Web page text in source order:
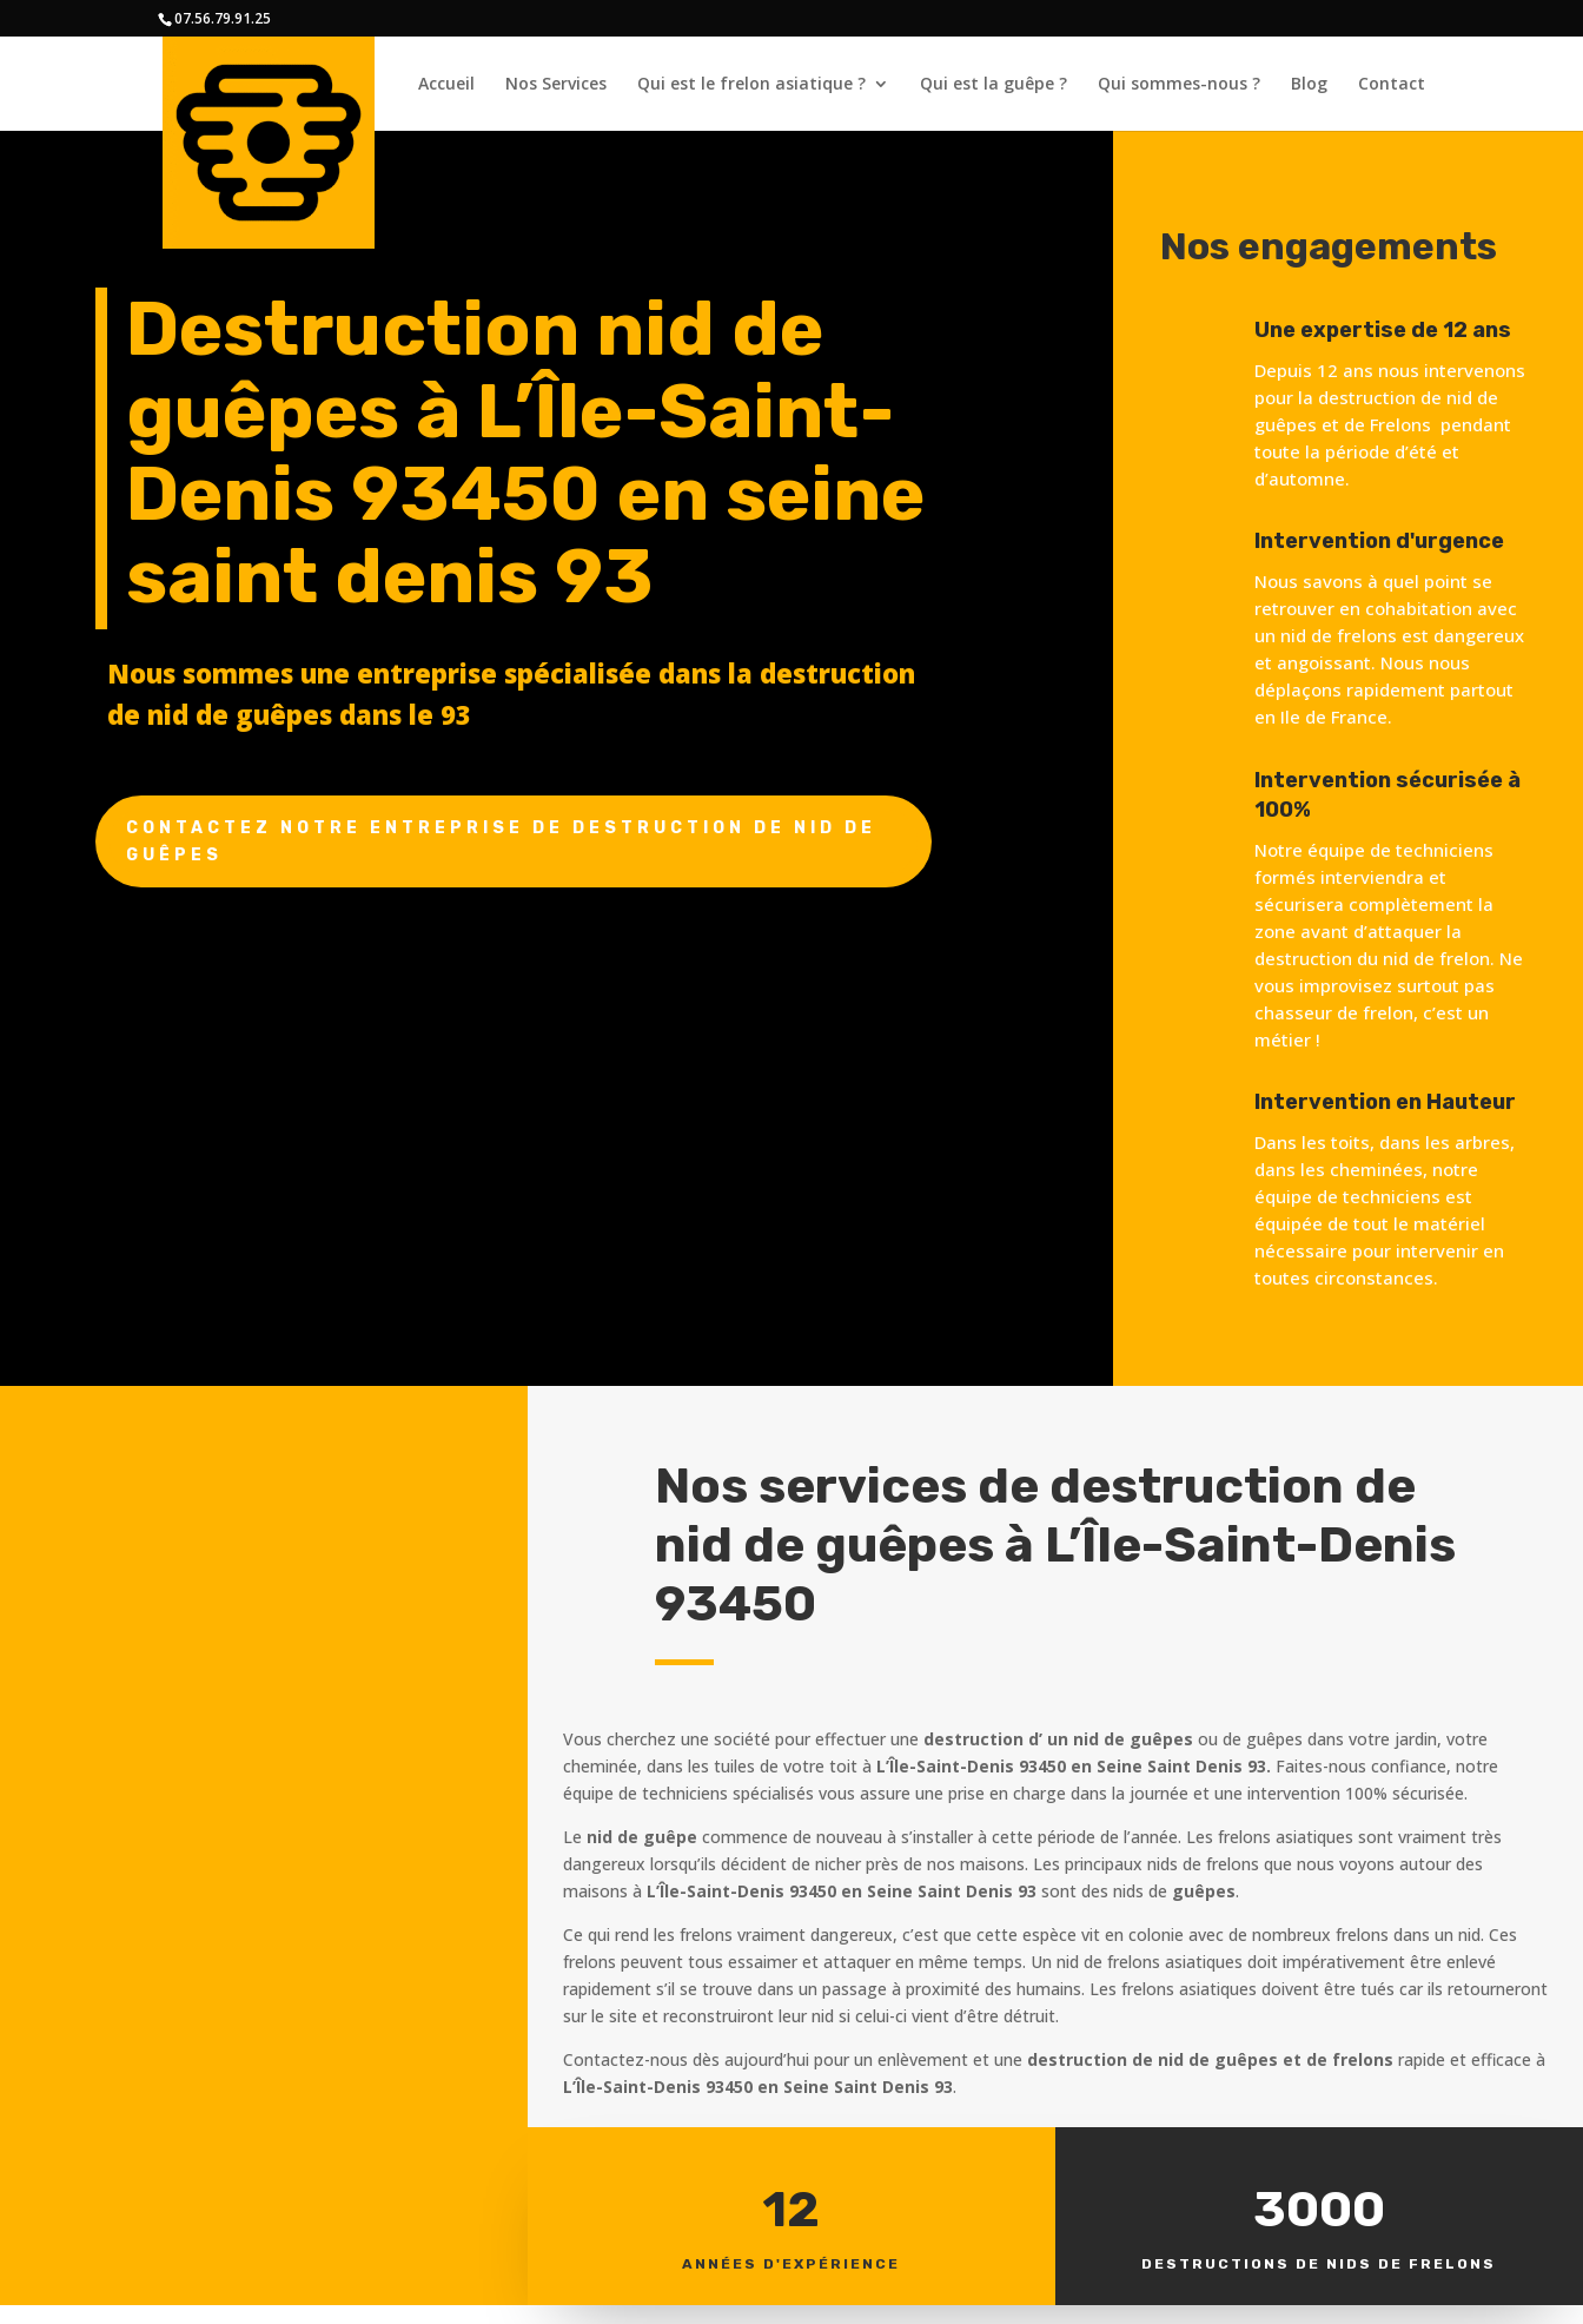
07.56.79.91.25
Accueil Nos Services Qui est le frelon asiatique ? Qui est la guêpe ? Qui sommes-nous ? Blog Contact
Destruction nid de
guêpes à L’Île-Saint-
Denis 93450 en seine
saint denis 93
Nous sommes une entreprise spécialisée dans la destruction
de nid de guêpes dans le 93
CONTACTEZ NOTRE ENTREPRISE DE DESTRUCTION DE NID DE
GUÊPES
Nos engagements
Une expertise de 12 ans
Depuis 12 ans nous intervenons
pour la destruction de nid de
guêpes et de Frelons pendant
toute la période d’été et
d’automne.
Intervention d'urgence
Nous savons à quel point se
retrouver en cohabitation avec
un nid de frelons est dangereux
et angoissant. Nous nous
déplaçons rapidement partout
en Ile de France.
Intervention sécurisée à
100%
Notre équipe de techniciens
formés interviendra et
sécurisera complètement la
zone avant d’attaquer la
destruction du nid de frelon. Ne
vous improvisez surtout pas
chasseur de frelon, c’est un
métier !
Intervention en Hauteur
Dans les toits, dans les arbres,
dans les cheminées, notre
équipe de techniciens est
équipée de tout le matériel
nécessaire pour intervenir en
toutes circonstances.
Nos services de destruction de
nid de guêpes à L’Île-Saint-Denis
93450
Vous cherchez une société pour effectuer une destruction d’ un nid de guêpes ou de guêpes dans votre jardin, votre
cheminée, dans les tuiles de votre toit à L’Île-Saint-Denis 93450 en Seine Saint Denis 93. Faites-nous confiance, notre
équipe de techniciens spécialisés vous assure une prise en charge dans la journée et une intervention 100% sécurisée.
Le nid de guêpe commence de nouveau à s’installer à cette période de l’année. Les frelons asiatiques sont vraiment très
dangereux lorsqu’ils décident de nicher près de nos maisons. Les principaux nids de frelons que nous voyons autour des
maisons à L’Île-Saint-Denis 93450 en Seine Saint Denis 93 sont des nids de guêpes.
Ce qui rend les frelons vraiment dangereux, c’est que cette espèce vit en colonie avec de nombreux frelons dans un nid. Ces
frelons peuvent tous essaimer et attaquer en même temps. Un nid de frelons asiatiques doit impérativement être enlevé
rapidement s’il se trouve dans un passage à proximité des humains. Les frelons asiatiques doivent être tués car ils retourneront
sur le site et reconstruiront leur nid si celui-ci vient d’être détruit.
Contactez-nous dès aujourd’hui pour un enlèvement et une destruction de nid de guêpes et de frelons rapide et efficace à
L’Île-Saint-Denis 93450 en Seine Saint Denis 93.
12
ANNÉES D'EXPÉRIENCE
3000
DESTRUCTIONS DE NIDS DE FRELONS